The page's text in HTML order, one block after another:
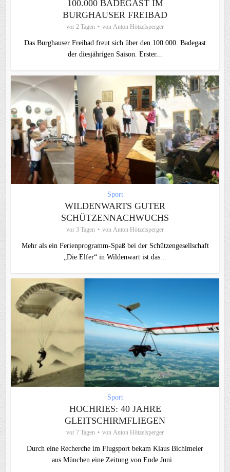
100.000 BADEGAST IM
BURGHAUSER FREIBAD
vor 2 Tagen von Anton Hötzelsperger
Das Burghauser Freibad freut sich über den 100.000. Badegast
der diesjährigen Saison. Erster...
Sport
WILDENWARTS GUTER
SCHÜTZENNACHWUCHS
vor 3 Tagen von Anton Hötzelsperger
Mehr als ein Ferienprogramm-Spaß bei der Schützengesellschaft
„Die Elfer“ in Wildenwart ist das...
Sport
HOCHRIES: 40 JAHRE
GLEITSCHIRMFLIEGEN
vor 7 Tagen von Anton Hötzelsperger
Durch eine Recherche im Flugsport bekam Klaus Bichlmeier
aus München eine Zeitung von Ende Juni...